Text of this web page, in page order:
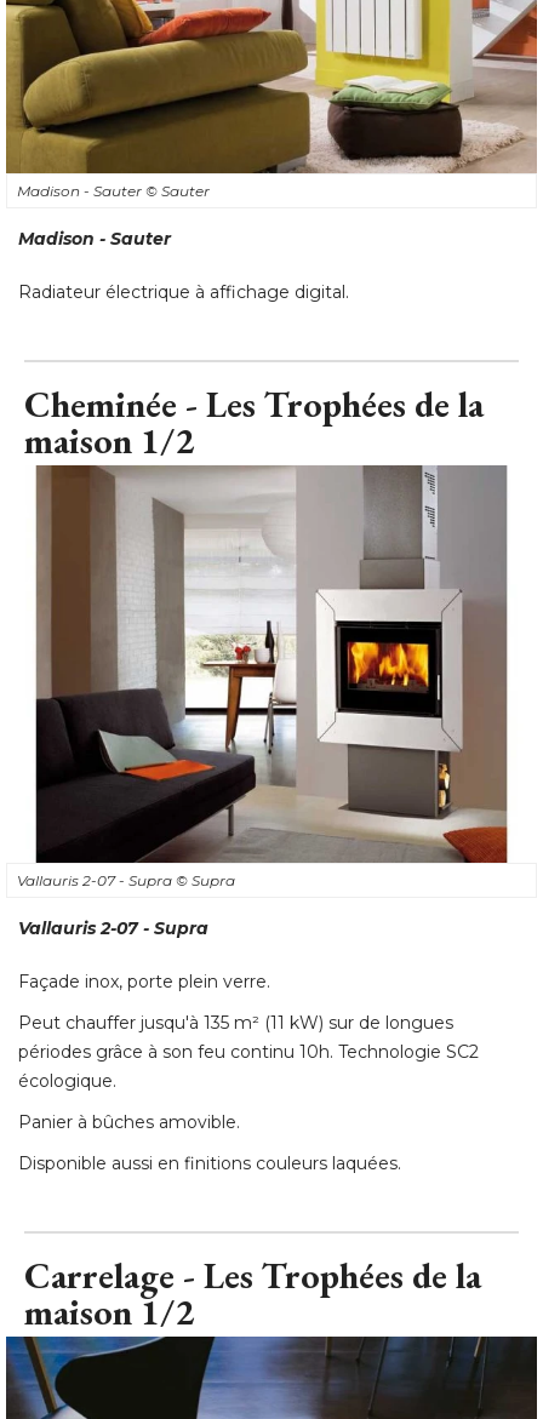
Madison - Sauter © Sauter
Madison - Sauter
Radiateur électrique à affichage digital.
Cheminée - Les Trophées de la
maison 1/2
Vallauris 2-07 - Supra © Supra
Vallauris 2-07 - Supra
Façade inox, porte plein verre.
Peut chauffer jusqu'à 135 m² (11 kW) sur de longues
périodes grâce à son feu continu 10h. Technologie SC2
écologique.
Panier à bûches amovible.
Disponible aussi en finitions couleurs laquées.
Carrelage - Les Trophées de la
maison 1/2